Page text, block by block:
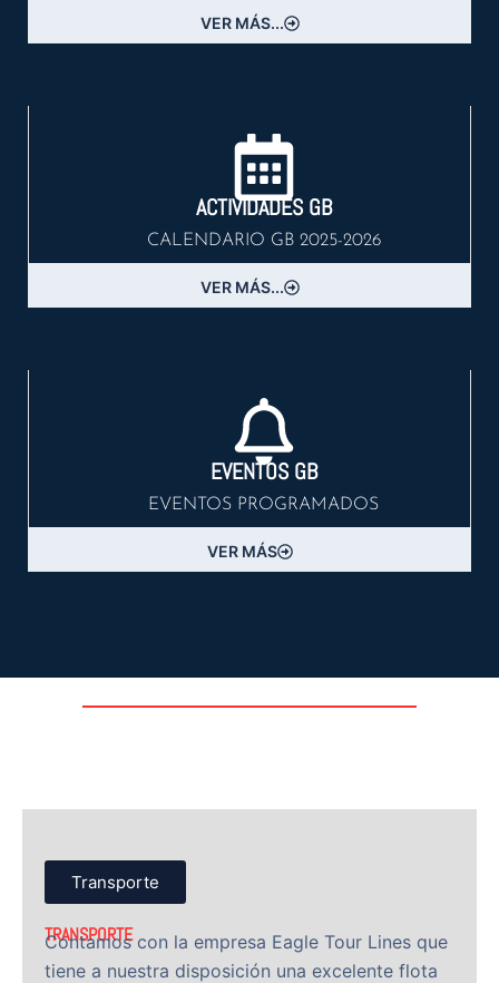
VER MÁS...
ACTIVIDADES GB
CALENDARIO GB 2025-2026
VER MÁS...
EVENTOS GB
EVENTOS PROGRAMADOS
VER MÁS
Transporte
TRANSPORTE
Contamos con la empresa Eagle Tour Lines que
tiene a nuestra disposición una excelente flota